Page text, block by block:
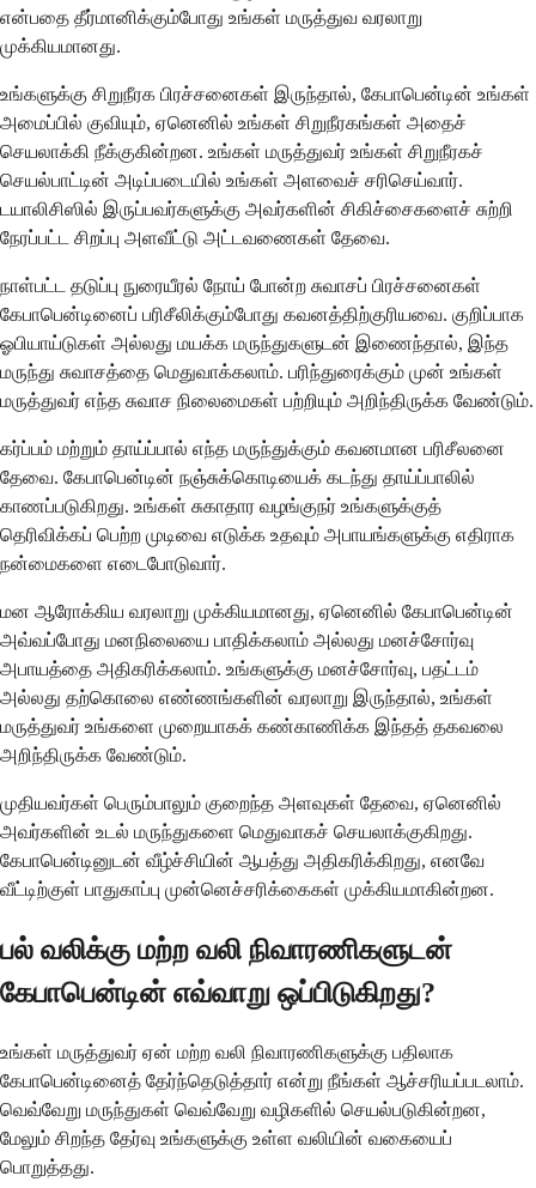
என்பதை தீர்மானிக்கும்போது உங்கள் மருத்துவ வரலாறு
முக்கியமானது.
உங்களுக்கு சிறுநீரக பிரச்சனைகள் இருந்தால், கேபாபென்டின் உங்கள்
அமைப்பில் குவியும், ஏனெனில் உங்கள் சிறுநீரகங்கள் அதைச்
செயலாக்கி நீக்குகின்றன. உங்கள் மருத்துவர் உங்கள் சிறுநீரகச்
செயல்பாட்டின் அடிப்படையில் உங்கள் அளவைச் சரிசெய்வார்.
டயாலிசிஸில் இருப்பவர்களுக்கு அவர்களின் சிகிச்சைகளைச் சுற்றி
நேரப்பட்ட சிறப்பு அளவீட்டு அட்டவணைகள் தேவை.
நாள்பட்ட தடுப்பு நுரையீரல் நோய் போன்ற சுவாசப் பிரச்சனைகள்
கேபாபென்டினைப் பரிசீலிக்கும்போது கவனத்திற்குரியவை. குறிப்பாக
ஓபியாய்டுகள் அல்லது மயக்க மருந்துகளுடன் இணைந்தால், இந்த
மருந்து சுவாசத்தை மெதுவாக்கலாம். பரிந்துரைக்கும் முன் உங்கள்
மருத்துவர் எந்த சுவாச நிலைமைகள் பற்றியும் அறிந்திருக்க வேண்டும்.
கர்ப்பம் மற்றும் தாய்ப்பால் எந்த மருந்துக்கும் கவனமான பரிசீலனை
தேவை. கேபாபென்டின் நஞ்சுக்கொடியைக் கடந்து தாய்ப்பாலில்
காணப்படுகிறது. உங்கள் சுகாதார வழங்குநர் உங்களுக்குத்
தெரிவிக்கப் பெற்ற முடிவை எடுக்க உதவும் அபாயங்களுக்கு எதிராக
நன்மைகளை எடைபோடுவார்.
மன ஆரோக்கிய வரலாறு முக்கியமானது, ஏனெனில் கேபாபென்டின்
அவ்வப்போது மனநிலையை பாதிக்கலாம் அல்லது மனச்சோர்வு
அபாயத்தை அதிகரிக்கலாம். உங்களுக்கு மனச்சோர்வு, பதட்டம்
அல்லது தற்கொலை எண்ணங்களின் வரலாறு இருந்தால், உங்கள்
மருத்துவர் உங்களை முறையாகக் கண்காணிக்க இந்தத் தகவலை
அறிந்திருக்க வேண்டும்.
முதியவர்கள் பெரும்பாலும் குறைந்த அளவுகள் தேவை, ஏனெனில்
அவர்களின் உடல் மருந்துகளை மெதுவாகச் செயலாக்குகிறது.
கேபாபென்டினுடன் வீழ்ச்சியின் ஆபத்து அதிகரிக்கிறது, எனவே
வீட்டிற்குள் பாதுகாப்பு முன்னெச்சரிக்கைகள் முக்கியமாகின்றன.
பல் வலிக்கு மற்ற வலி நிவாரணிகளுடன்
கேபாபென்டின் எவ்வாறு ஒப்பிடுகிறது?
உங்கள் மருத்துவர் ஏன் மற்ற வலி நிவாரணிகளுக்கு பதிலாக
கேபாபென்டினைத் தேர்ந்தெடுத்தார் என்று நீங்கள் ஆச்சரியப்படலாம்.
வெவ்வேறு மருந்துகள் வெவ்வேறு வழிகளில் செயல்படுகின்றன,
மேலும் சிறந்த தேர்வு உங்களுக்கு உள்ள வலியின் வகையைப்
பொறுத்தது.